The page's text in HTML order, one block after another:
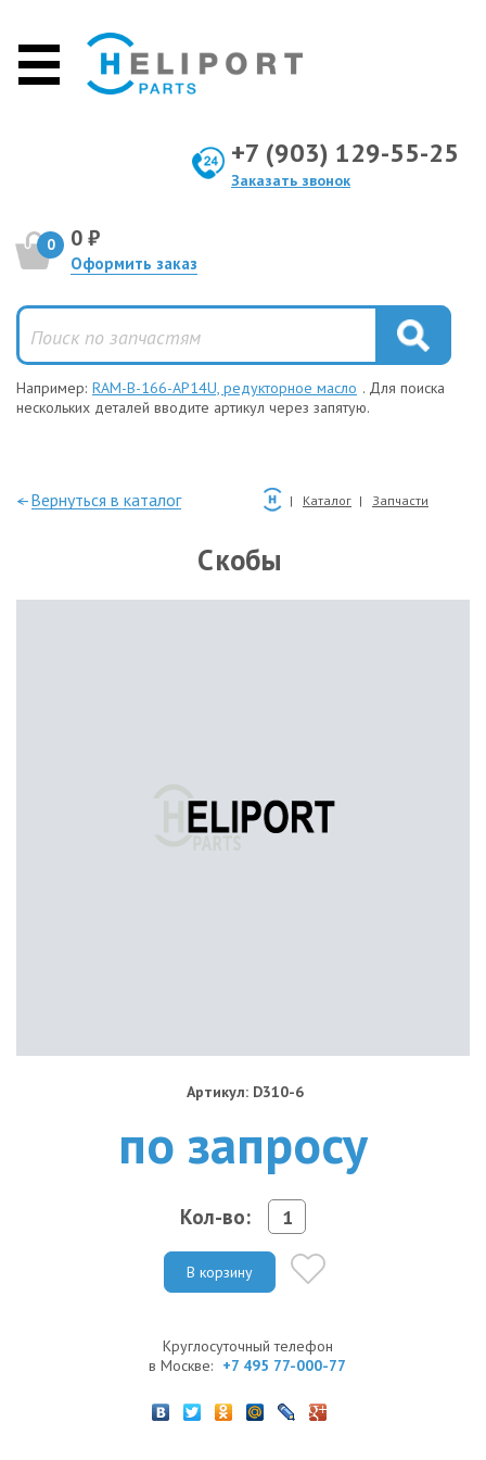
+7 (903) 129-55-25
Заказать звонок
0 0 ₽
Оформить заказ
Например: RAM-B-166-AP14U, редукторное масло . Для поиска
нескольких деталей вводите артикул через запятую.
—Вернуться в каталог Каталог Запчасти
Скобы
Артикул: D310-6
по запросу
Кол-во:
В корзину
Круглосуточный телефон
в Москве: +7 495 77-000-77